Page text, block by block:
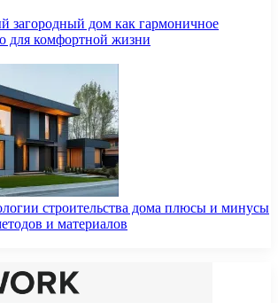
загородный дом как гармоничное
для комфортной жизни
строительства дома плюсы и минусы
и материалов